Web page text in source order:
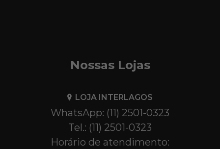
Nossas Lojas
LOJA INTERLAGOS
WhatsApp: (11) 2501-0323
Tel.: (11) 2501-0323
Horário de atendimento: